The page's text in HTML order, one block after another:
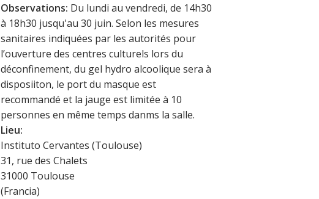
Observations: Du lundi au vendredi, de 14h30
à 18h30 jusqu'au 30 juin. Selon les mesures
sanitaires indiquées par les autorités pour
l’ouverture des centres culturels lors du
déconfinement, du gel hydro alcoolique sera à
disposiiton, le port du masque est
recommandé et la jauge est limitée à 10
personnes en même temps danms la salle.
Lieu:
Instituto Cervantes (Toulouse)
31, rue des Chalets
31000 Toulouse
(Francia)